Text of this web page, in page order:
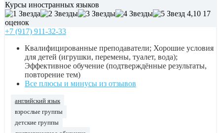
Курсы иностранных языков
4,10 17
оценок
+7 (917) 911-32-33
Квалифицированные преподаватели; Хорошие условия
для детей (игрушки, перемены, туалет, вода);
Эффективное обучение (подтверждённые результаты,
повторение тем)
Все плюсы и минусы из отзывов
английский язык
взрослые группы
детские группы